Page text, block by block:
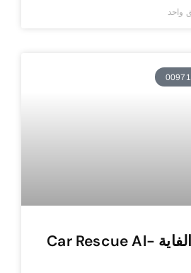
واحد
انقاذ سيارات الفاية Car Rescue Al-